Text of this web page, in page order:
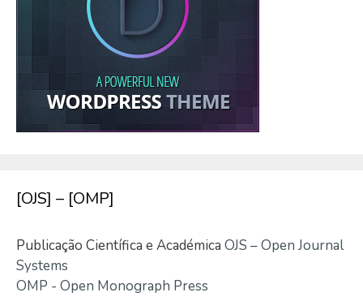
[OJS] – [OMP]
Publicação Científica e Académica OJS – Open Journal
Systems
OMP - Open Monograph Press